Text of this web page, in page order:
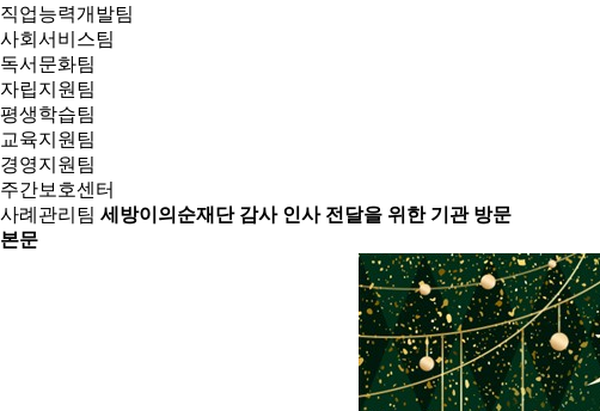
직업능력개발팀
사회서비스팀
독서문화팀
자립지원팀
평생학습팀
교육지원팀
경영지원팀
주간보호센터
사례관리팀 세방이의순재단 감사 인사 전달을 위한 기관 방문
본문